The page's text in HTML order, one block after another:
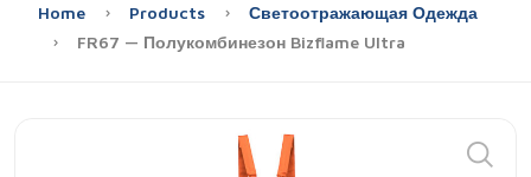
Home Products
Светоотражающая Одежда
FR67 — Полукомбинезон Bizflame Ultra